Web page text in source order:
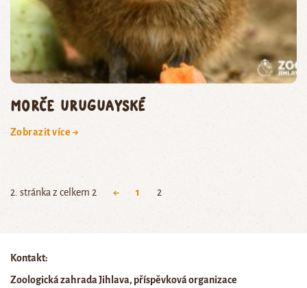
morče uruguayské
Zobrazit více →
2. stránka z celkem 2 ← 1 2
Kontakt:
Zoologická zahrada Jihlava, příspěvková organizace